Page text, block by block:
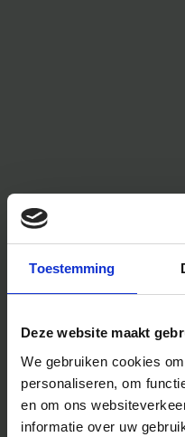
Toestemming
Deze website maakt
We gebruiken cookies
personaliseren, om
en om ons
informatie over uw